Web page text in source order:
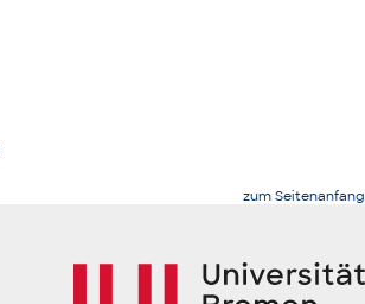
zum Seitenanfang